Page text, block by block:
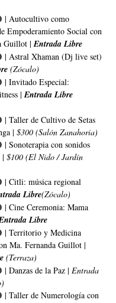
| Autocultivo como
Empoderamiento Social con
Guillot | Entrada Libre
| Astral Xhaman (Dj live set)
(Zócalo)
| Invitado Especial:
| Entrada Libre
| Taller de Cultivo de Setas
| $300 (Salón Zanahoria)
| Sonoterapia con sonidos
| $100 (El Nido / Jardín
| Citli: música regional
Libre(Zócalo)
| Cine Ceremonia: Mama
Libre
| Territorio y Medicina
Ma. Fernanda Guillot |
(Terraza)
| Danzas de la Paz | Entrada
| Taller de Numerología con